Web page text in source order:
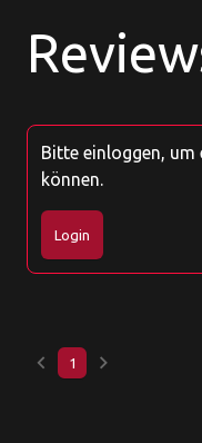
Bitte einloggen, um
können.
Login
keyboard_arrow_left 1 keyboard_arrow_right